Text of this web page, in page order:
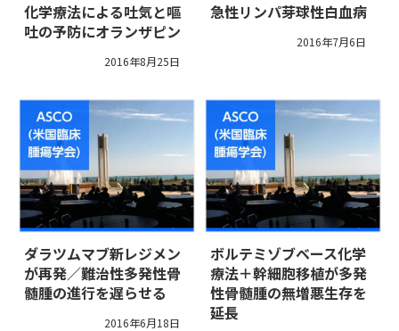
化学療法による吐気と嘔
吐の予防にオランザピン
2016年8月25日
急性リンパ芽球性白血病
2016年7月6日
ダラツムマブ新レジメン
が再発／難治性多発性骨
髄腫の進行を遅らせる
2016年6月18日
ボルテミゾブベース化学
療法＋幹細胞移植が多発
性骨髄腫の無増悪生存を
延長